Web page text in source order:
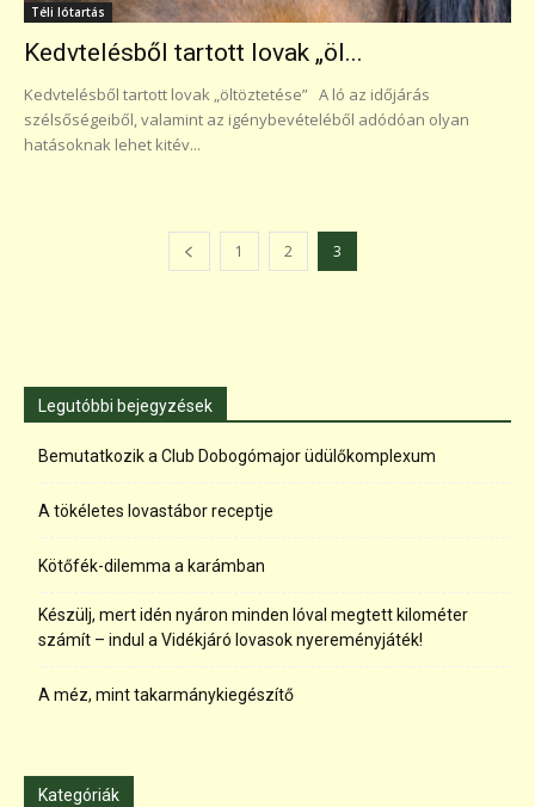
Téli lótartás
Kedvtelésből tartott lovak „öl...
Kedvtelésből tartott lovak „öltöztetése” A ló az időjárás
szélsőségeiből, valamint az igénybevételéből adódóan olyan
hatásoknak lehet kitév...
1 2 3
Legutóbbi bejegyzések
Bemutatkozik a Club Dobogómajor üdülőkomplexum
A tökéletes lovastábor receptje
Kötőfék-dilemma a karámban
Készülj, mert idén nyáron minden lóval megtett kilométer
számít – indul a Vidékjáró lovasok nyereményjáték!
A méz, mint takarmánykiegészítő
Kategóriák